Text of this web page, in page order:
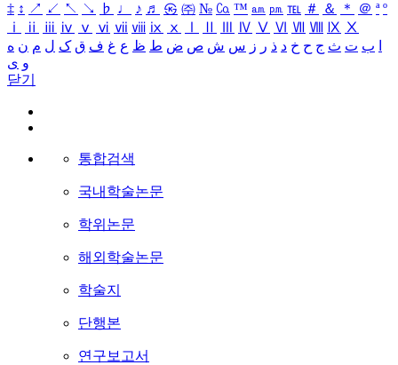
‡ ↕ ↗ ↙ ↖ ↘ ♭ ♩ ♪ ♬ ㉿ ㈜ № ㏇ ™ ㏂ ㏘ ℡ ＃ ＆ ＊ ＠ ª º
ⅰ
ⅱ ⅲ ⅳ ⅴ ⅵ ⅶ ⅷ ⅸ ⅹ Ⅳ Ⅴ Ⅵ Ⅶ Ⅷ Ⅸ Ⅹ
ب ت ث ج ح خ د ذ ر ز س ش ص ض ط ظ ع غ ف ق ک ل م ن ه
و ی
닫기
통합검색
국내학술논문
학위논문
해외학술논문
학술지
단행본
연구보고서